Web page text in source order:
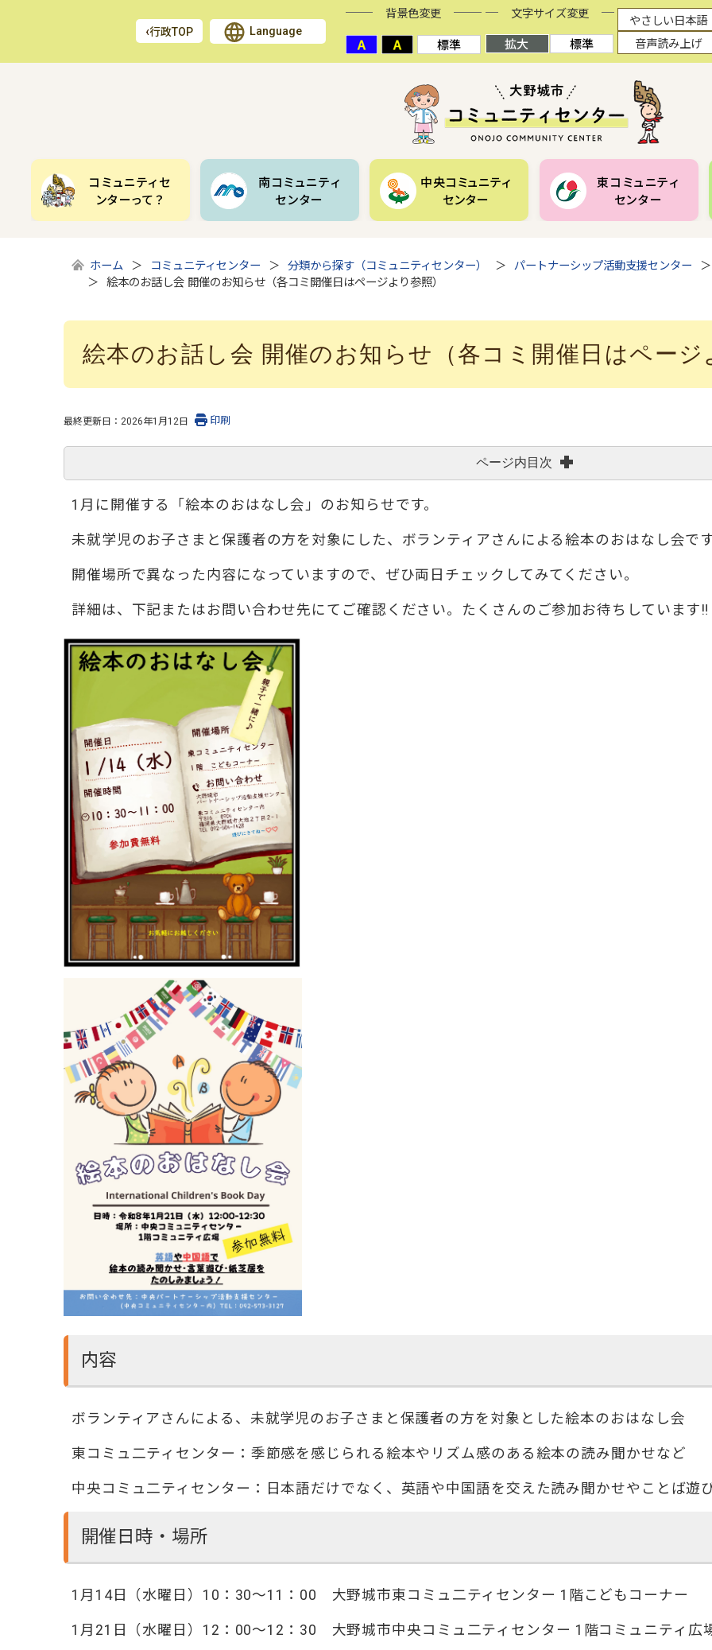
行政TOP Language
背景色変更 文字サイズ変更
やさしい日本語
音声読み上げ
コミュニティセ
ンターって？
南コミュニティ
センター
中央コミュニティ
センター
東コミュニティ
センター
ホーム コミュニティセンター 分類から探す（コミュニティセンター）
パートナーシップ活動支援センター
絵本のお話し会 開催のお知らせ（各コミ開催日はページより参照）
絵本のお話し会 開催のお知らせ（各コミ開催日はページ
最終更新日： 2026年1月12日 印刷
ページ内目次
1月に開催する「絵本のおはなし会」のお知らせです。
未就学児のお子さまと保護者の方を対象にした、ボランティアさんによる絵本のおはなし会で
開催場所で異なった内容になっていますので、ぜひ両日チェックしてみてください。
詳細は、下記またはお問い合わせ先にてご確認ください。たくさんのご参加お待ちしています‼
内容
ボランティアさんによる、未就学児のお子さまと保護者の方を対象とした絵本のおはなし会
東コミュ二ティセンター：季節感を感じられる絵本やリズム感のある絵本の読み聞かせなど
中央コミュ二ティセンター：日本語だけでなく、英語や中国語を交えた読み聞かせやことば遊
開催日時・場所
1月14日（水曜日）10：30～11：00 大野城市東コミュ二ティセンター 1階こどもコーナー
1月21日（水曜日）12：00～12：30 大野城市中央コミュ二ティセンター 1階コミュニティ広